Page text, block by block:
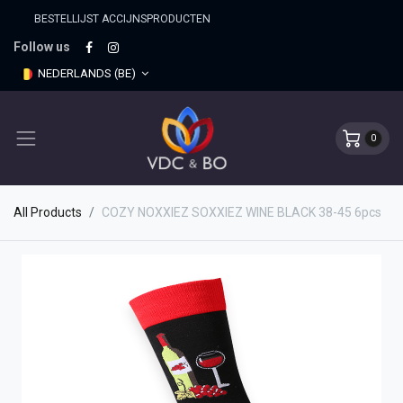
BESTELLIJST ACCIJNSPRO​DUCTEN
Follow us
NEDERLANDS (BE)
0
All Products COZY NOXXIEZ SOXXIEZ WINE BLACK 38-45 6pcs